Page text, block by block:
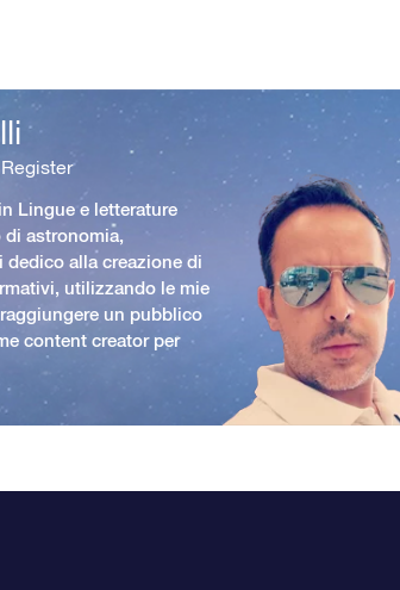
Lingue e letterature
di astronomia,
alla creazione di
utilizzando le mie
un pubblico
content creator per